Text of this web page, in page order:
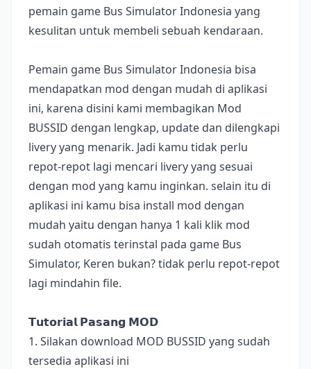
pemain game Bus Simulator Indonesia yang
kesulitan untuk membeli sebuah kendaraan.
Pemain game Bus Simulator Indonesia bisa
mendapatkan mod dengan mudah di aplikasi
ini, karena disini kami membagikan Mod
BUSSID dengan lengkap, update dan dilengkapi
livery yang menarik. Jadi kamu tidak perlu
repot-repot lagi mencari livery yang sesuai
dengan mod yang kamu inginkan. selain itu di
aplikasi ini kamu bisa install mod dengan
mudah yaitu dengan hanya 1 kali klik mod
sudah otomatis terinstal pada game Bus
Simulator, Keren bukan? tidak perlu repot-repot
lagi mindahin file.
𝗧𝘂𝘁𝗼𝗿𝗶𝗮𝗹 𝗣𝗮𝘀𝗮𝗻𝗴 𝗠𝗢𝗗
1. Silakan download MOD BUSSID yang sudah
tersedia aplikasi ini